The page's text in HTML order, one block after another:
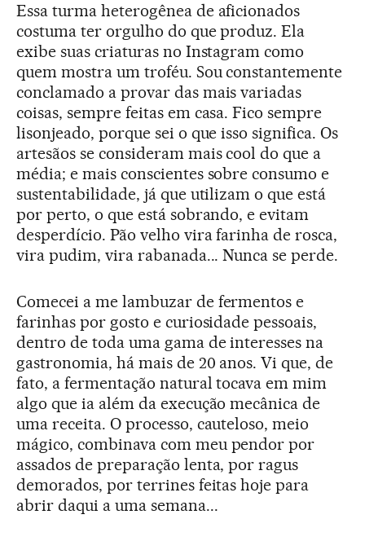
Essa turma heterogênea de aficionados
costuma ter orgulho do que produz. Ela
exibe suas criaturas no Instagram como
quem mostra um troféu. Sou constantemente
conclamado a provar das mais variadas
coisas, sempre feitas em casa. Fico sempre
lisonjeado, porque sei o que isso significa. Os
artesãos se consideram mais cool do que a
média; e mais conscientes sobre consumo e
sustentabilidade, já que utilizam o que está
por perto, o que está sobrando, e evitam
desperdício. Pão velho vira farinha de rosca,
vira pudim, vira rabanada... Nunca se perde.
Comecei a me lambuzar de fermentos e
farinhas por gosto e curiosidade pessoais,
dentro de toda uma gama de interesses na
gastronomia, há mais de 20 anos. Vi que, de
fato, a fermentação natural tocava em mim
algo que ia além da execução mecânica de
uma receita. O processo, cauteloso, meio
mágico, combinava com meu pendor por
assados de preparação lenta, por ragus
demorados, por terrines feitas hoje para
abrir daqui a uma semana...